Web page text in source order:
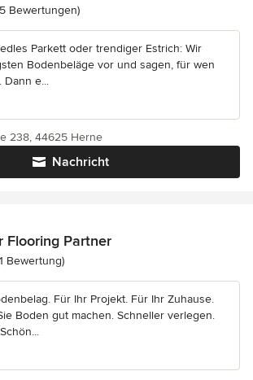
4 von 5 Sternen
Bewertungen)
Parkett oder trendiger Estrich: Wir
Bodenbeläge vor und sagen, für wen
e...
Nachricht
238, 44625 Herne
Flooring Partner
5 von 5 Sternen
Bewertung)
Für Ihr Projekt. Für Ihr Zuhause.
Boden gut machen. Schneller verlegen.